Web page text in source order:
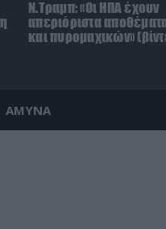
Ν.Τραμπ: «Οι ΗΠΑ έχουν
απεριόριστα
και πυρομαχικών»
ΑΜΥΝΑ